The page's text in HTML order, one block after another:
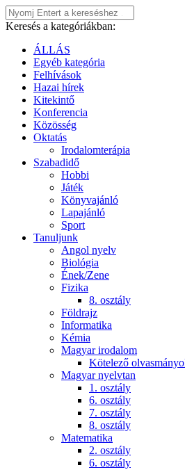
Keresés a kategóriákban:
ÁLLÁS
Egyéb kategória
Felhívások
Hazai hírek
Kitekintő
Konferencia
Közösség
Oktatás
Irodalomterápia
Szabadidő
Hobbi
Játék
Könyvajánló
Lapajánló
Sport
Tanuljunk
Angol nyelv
Biológia
Ének/Zene
Fizika
8. osztály
Földrajz
Informatika
Kémia
Magyar irodalom
Kötelező
Magyar nyelvtan
1. osztály
6. osztály
7. osztály
8. osztály
Matematika
2. osztály
6. osztály